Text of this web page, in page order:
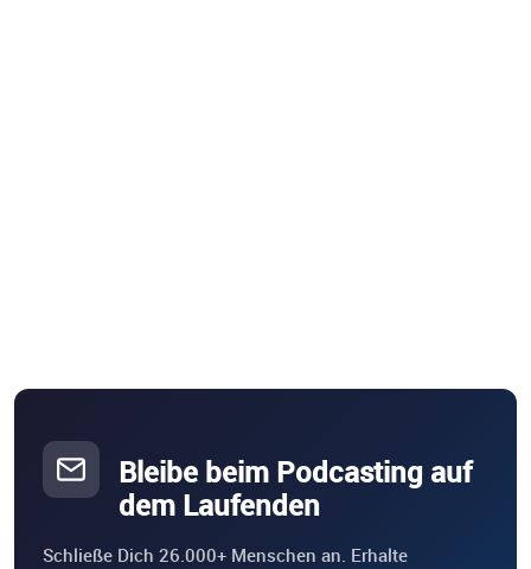
Bleibe beim Podcasting auf
dem Laufenden
Schließe Dich 26.000+ Menschen an. Erhalte